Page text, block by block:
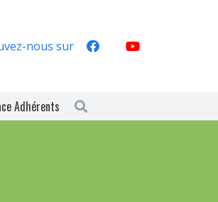
nous sur
Adhérents